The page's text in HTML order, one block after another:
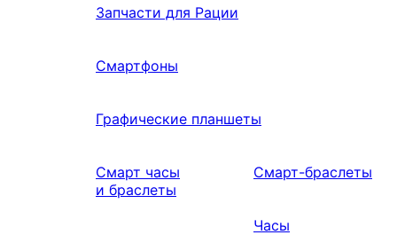
Запчасти для Рации
Смартфоны
Графические планшеты
Смарт часы
и браслеты
Смарт-браслеты
Часы